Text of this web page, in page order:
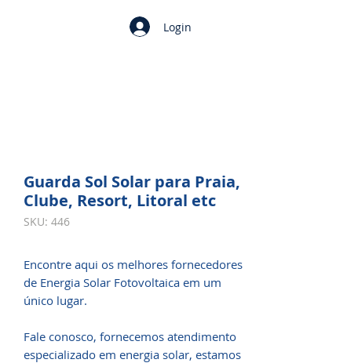
Login
Guarda Sol Solar para Praia,
Clube, Resort, Litoral etc
SKU: 446
Encontre aqui os melhores fornecedores
de Energia Solar Fotovoltaica em um
único lugar.
Fale conosco, fornecemos atendimento
especializado em energia solar, estamos